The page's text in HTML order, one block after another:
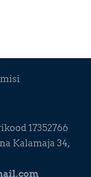
17352766
Kalamaja 34,